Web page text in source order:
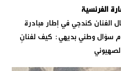
الفرنسية
الفنان كندجي في إطار مبادرة
سؤال وطني بديهي: كيف لفنانٍ